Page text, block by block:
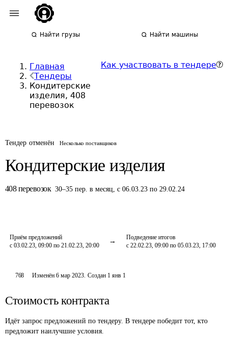
Найти грузы Найти машины
Главная
Тендеры
Кондитерские
изделия, 408
перевозок
Как участвовать в тендере
Тендер отменён Несколько поставщиков
Кондитерские изделия
408 перевозок 30–35 пер. в месяц,с 06.03.23 по 29.02.24
Приём предложений
с 03.02.23, 09:00 по 21.02.23, 20:00
Подведение итогов
с 22.02.23, 09:00 по 05.03.23, 17:00
768 Изменён6 мар 2023. Создан 1 янв 1
Стоимость контракта
Идёт запрос предложений по тендеру. В тендере победит тот, кто
предложит наилучшие условия.